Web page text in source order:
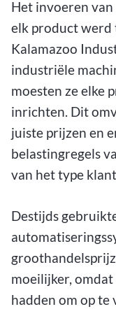
Het invoeren
elk product werd
Kalamazoo
industriële
moesten ze elke
inrichten. Dit
juiste prijzen en
belastingregels
van het type
Destijds
moeilijker, omdat
hadden om op